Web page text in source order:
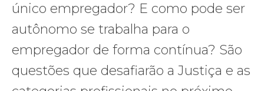
único empregador? E como pode ser
autônomo se trabalha para o
empregador de forma contínua? São
questões que desafiarão a Justiça e as